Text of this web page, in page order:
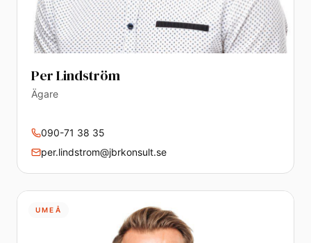
Per Lindström
Ägare
090-71 38 35
per.lindstrom@jbrkonsult.se
UMEÅ